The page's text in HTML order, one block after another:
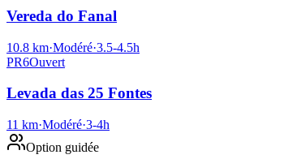
Vereda do Fanal
10.8 km·Modéré·3.5-4.5h
PR6Ouvert
Levada das 25 Fontes
11 km·Modéré·3-4h
Option guidée